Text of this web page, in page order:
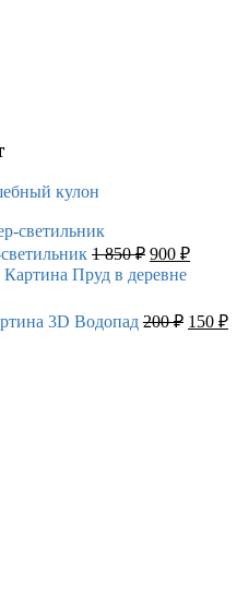
кулон
1 850₽
цена
850 ₽.
900 ₽
Картина Пруд в деревне
3D Водопад 200₽ 150 ₽